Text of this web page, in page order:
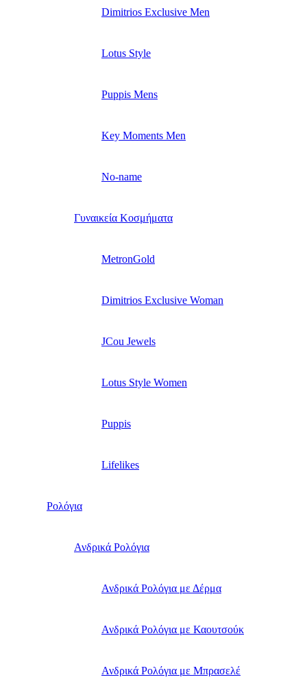
Dimitrios Exclusive Men
Lotus Style
Puppis Mens
Key Moments Men
No-name
Γυναικεία Κοσμήματα
MetronGold
Dimitrios Exclusive Woman
JCou Jewels
Lotus Style Women
Puppis
Lifelikes
Ρολόγια
Ανδρικά Ρολόγια
Ανδρικά Ρολόγια με Δέρμα
Ανδρικά Ρολόγια με Καουτσούκ
Ανδρικά Ρολόγια με Μπρασελέ